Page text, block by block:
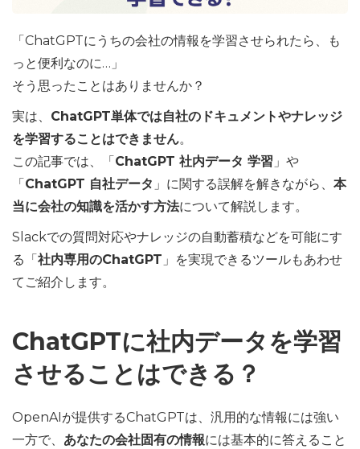
「ChatGPTにうちの会社の情報を学習させられたら、も
っと便利なのに…」
そう思ったことはありませんか？
実は、 ChatGPT単体では自社のドキュメントやナレッジ
を学習することはできません。
この記事では、「ChatGPT 社内データ 学習 」や
「ChatGPT 自社データ 」に関する誤解を解きながら、 本
当に会社の知識を活かす方法について解説します。
Slackでの質問対応やナレッジの自動蓄積などを可能にす
る「社内専用のChatGPT 」を実現できるツールもあわせ
てご紹介します。
ChatGPTに社内データを学習
させることはできる？
OpenAIが提供するChatGPTは、汎用的な情報には強い
一方で、 あなたの会社固有の情報には基本的に答えること